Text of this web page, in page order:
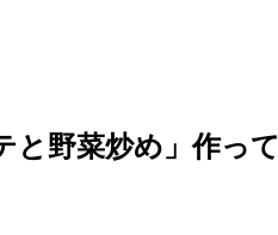
と野菜炒め」作って